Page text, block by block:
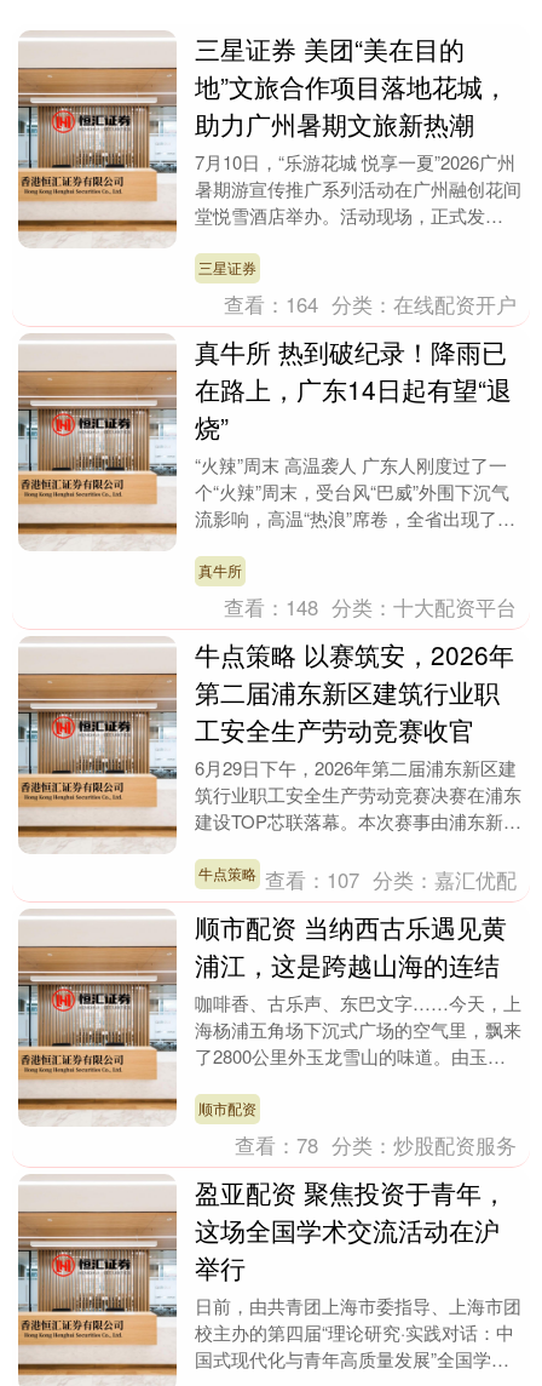
三星证券 美团“美在目的
地”文旅合作项目落地花城，
助力广州暑期文旅新热潮
7月10日，“乐游花城 悦享一夏”2026广州
暑期游宣传推广系列活动在广州融创花间
堂悦雪酒店举办。活动现场，正式发
在广....
三星证券
查看： 164 分类：在线配资开户
真牛所 热到破纪录！降雨已
在路上，广东14日起有望“退
烧”
“火辣”周末 高温袭人 广东人刚度过了一
个“火辣”周末，受台风“巴威”外围下沉气
流影响，高温“热浪”席卷，全省出现了大
广....
真牛所
查看： 148 分类：十大配资平台
牛点策略 以赛筑安，2026年
第二届浦东新区建筑行业职
工安全生产劳动竞赛收官
6月29日下午，2026年第二届浦东新区建
筑行业职工安全生产劳动竞赛决赛在浦东
建设TOP芯联落幕。本次赛事由浦东新区
建交委联....
牛点策略 查看： 107 分类：嘉汇优配
顺市配资 当纳西古乐遇见黄
浦江，这是跨越山海的连结
咖啡香、古乐声、东巴文字……今天，上
海杨浦五角场下沉式广场的空气里，飘来
了2800公里外玉龙雪山的味道。由玉龙
旅宣推暨非....
顺市配资
查看：78 分类：炒股配资服务
盈亚配资 聚焦投资于青年，
这场全国学术交流活动在沪
举行
日前，由共青团上海市委指导、上海市团
校主办的第四届“理论研究·实践对话：中
国式现代化与青年高质量发展”全国学术